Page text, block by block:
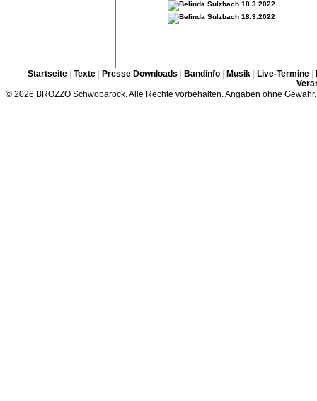
Startseite| Texte| Presse Downloads Bandinfo| Musik| Live-Termine|
© 2026 BROZZO Schwobarock. Alle Rechte vorbehalten. Angaben ohne Gewähr.